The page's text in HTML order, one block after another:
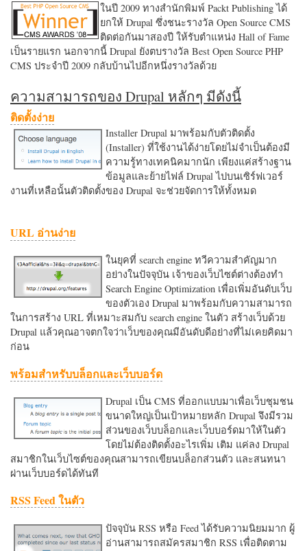
ในปี 2009 ทางสำนักพิมพ์ Packt Publishing ได้
ยกให้ Drupal ซึ่งชนะรางวัล Open Source CMS
ติดต่อกันมาสองปี ให้รับตำแหน่ง Hall of Fame
เป็นรายแรก นอกจากนี้ Drupal ยังตบรางวัล Best Open Source PHP
CMS ประจำปี 2009 กลับบ้านไปอีกหนึ่งรางวัลด้วย
ความสามารถของ Drupal หลักๆ มีดังนี้
ติดตั้งง่าย
Installer Drupal มาพร้อมกับตัวติดตั้ง
(Installer) ที่ใช้งานได้ง่ายโดยไม่จำเป็นต้องมี
ความรู้ทางเทคนิคมากนัก เพียงแค่สร้างฐาน
ข้อมูลและย้ายไฟล์ Drupal ไปบนเซิร์ฟเวอร์
งานที่เหลือนั้นตัวติดตั้งของ Drupal จะช่วยจัดการให้ทั้งหมด
URL อ่านง่าย
ในยุคที่ search engine ทวีความสำคัญมาก
อย่างในปัจจุบัน เจ้าของเว็บไซต์ต่างต้องทำ
Search Engine Optimization เพื่อเพิ่มอันดับเว็บ
ของตัวเอง Drupal มาพร้อมกับความสามารถ
ในการสร้าง URL ที่เหมาะสมกับ search engine ในตัว สร้างเว็บด้วย
Drupal แล้วคุณอาจตกใจว่าเว็บของคุณมีอันดับดีอย่างที่ไม่เคยคิดมา
ก่อน
พร้อมสำหรับบล็อกและเว็บบอร์ด
Drupal เป็น CMS ที่ออกแบบมาเพื่อเว็บชุมชน
ขนาดใหญ่เป็นเป้าหมายหลัก Drupal จึงมีรวม
ส่วนของเว็บบล็อกและเว็บบอร์ดมาให้ในตัว
โดยไม่ต้องติดตั้งอะไรเพิ่ม เติม แค่ลง Drupal
สมาชิกในเว็บไซต์ของคุณสามารถเขียนบล็อกส่วนตัว และสนทนา
ผ่านเว็บบอร์ดได้ทันที
RSS Feed ในตัว
ปัจจุบัน RSS หรือ Feed ได้รับความนิยมมาก ผู้
อ่านสามารถสมัครสมาชิก RSS เพื่อติดตาม